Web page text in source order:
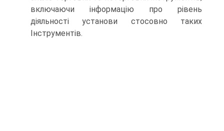
включаючи інформацію про рівень
діяльності установи стосовно таких
Інструментів.